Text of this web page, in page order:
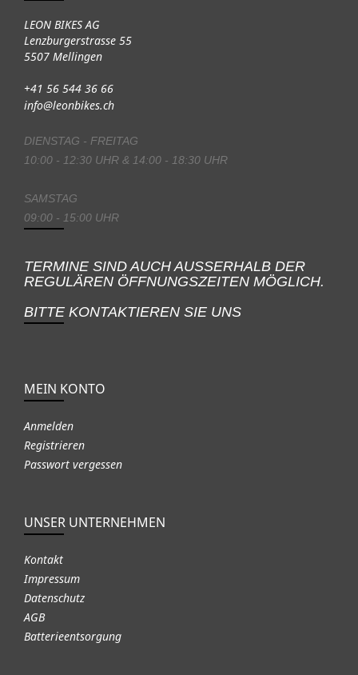
LEON BIKES AG
Lenzburgerstrasse 55
5507 Mellingen
+41 56 544 36 66
info@leonbikes.ch
DIENSTAG - FREITAG
10:00 - 12:30 UHR & 14:00 - 18:30 UHR
SAMSTAG
09:00 - 15:00 UHR
TERMINE SIND AUCH AUSSERHALB DER
REGULÄREN ÖFFNUNGSZEITEN MÖGLICH.
BITTE KONTAKTIEREN SIE UNS
MEIN KONTO
Anmelden
Registrieren
Passwort vergessen
UNSER UNTERNEHMEN
Kontakt
Impressum
Datenschutz
AGB
Batterieentsorgung